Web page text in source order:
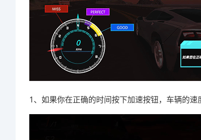
1、如果你在正确的时间按下加速按钮，车辆的速